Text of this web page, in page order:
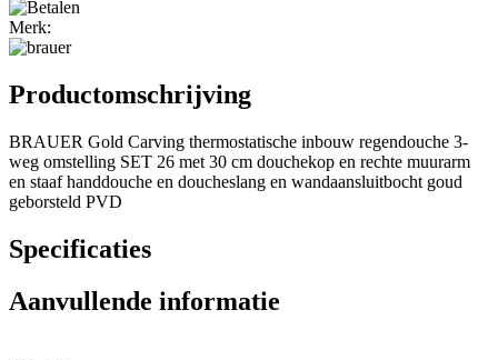
Merk:
Productomschrijving
BRAUER Gold Carving thermostatische inbouw regendouche 3-
weg omstelling SET 26 met 30 cm douchekop en rechte muurarm
en staaf handdouche en doucheslang en wandaansluitbocht goud
geborsteld PVD
Specificaties
Aanvullende informatie